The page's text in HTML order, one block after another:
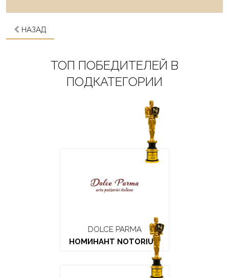
НАЗАД
ТОП ПОБЕДИТЕЛЕЙ В
ПОДКАТЕГОРИИ
DOLCE PARMA
НОМИНАНТ NOTORIUM